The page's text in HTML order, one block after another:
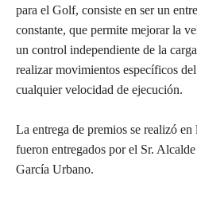
para el Golf, consiste en ser un
constante, que permite mejorar la
un control independiente de la
realizar movimientos específicos
cualquier velocidad de ejecución.
La entrega de premios se realizó
fueron entregados por el Sr.
García Urbano.